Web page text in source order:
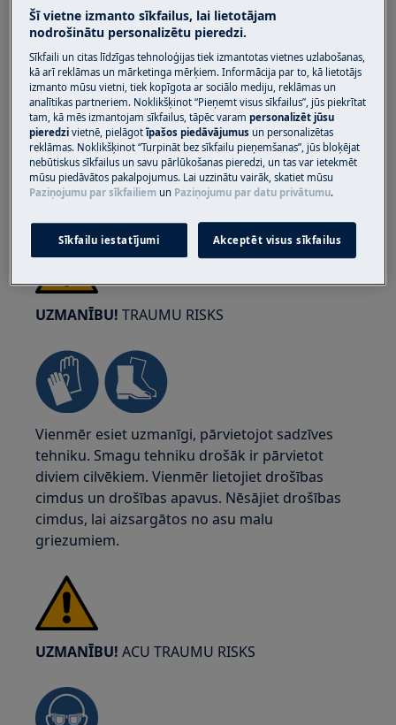
UZMANĪBU!ELEKTRISKĀS TRIEKAS BĪSTAMĪBA
Pirms jebkādas remonta vai apkopes darbības
atslēdziet ierīci un atvienojiet galveno spraudni
no kontaktligzdas.
UZMANĪBU! TRAUMU RISKS
Vienmēr esiet uzmanīgi, pārvietojot sadzīves
tehniku. Smagu tehniku drošāk ir pārvietot
diviem cilvēkiem. Vienmēr lietojiet drošības
cimdus un drošības apavus. Nēsājiet drošības
cimdus, lai aizsargātos no asu malu
griezumiem.
UZMANĪBU! ACU TRAUMU RISKS
Šī vietne izmanto sīkfailus, lai lietotājam
nodrošinātu personalizētu pieredzi.
Sīkfaili un citas līdzīgas tehnoloģijas tiek izmantotas vietnes uzlabošanas,
kā arī reklāmas un mārketinga mērķiem. Informācija par to, kā lietotājs
izmanto mūsu vietni, tiek kopīgota ar sociālo mediju, reklāmas un
analītikas partneriem. Noklikšķinot “Pieņemt visus sīkfailus”, jūs piekrītat
tam, kā mēs izmantojam sīkfailus, tāpēc varampersonalizēt jūsu
pieredzivietnē, pielāgotīpašos piedāvājumus un personalizētas
reklāmas. Noklikšķinot “Turpināt bez sīkfailu pieņemšanas”, jūs bloķējat
nebūtiskus sīkfailus un savu pārlūkošanas pieredzi, un tas var ietekmēt
mūsu piedāvātos pakalpojumus. Lai uzzinātu vairāk, skatiet mūsu
Paziņojumu par sīkfailiem un Paziņojumu par datu privātumu.
Sīkfailu iestatījumi Akceptēt visus sīkfailus